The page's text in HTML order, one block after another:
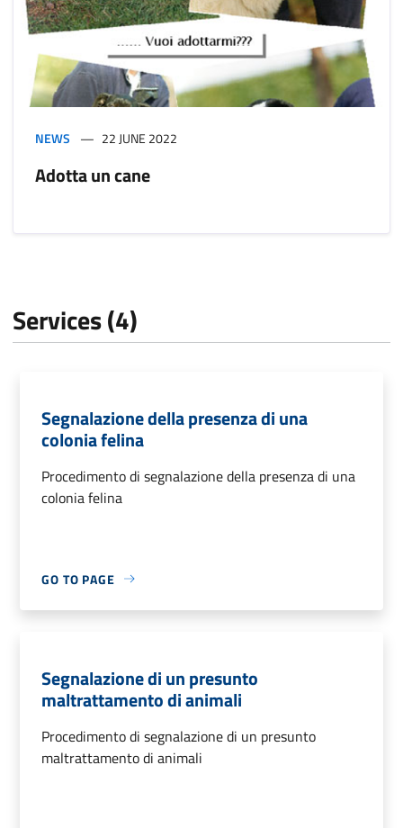
NEWS 22 JUNE 2022
Adotta un cane
Services (4)
Segnalazione della presenza di una
colonia felina
Procedimento di segnalazione della presenza di una
colonia felina
GO TO PAGE
Segnalazione di un presunto
maltrattamento di animali
Procedimento di segnalazione di un presunto
maltrattamento di animali